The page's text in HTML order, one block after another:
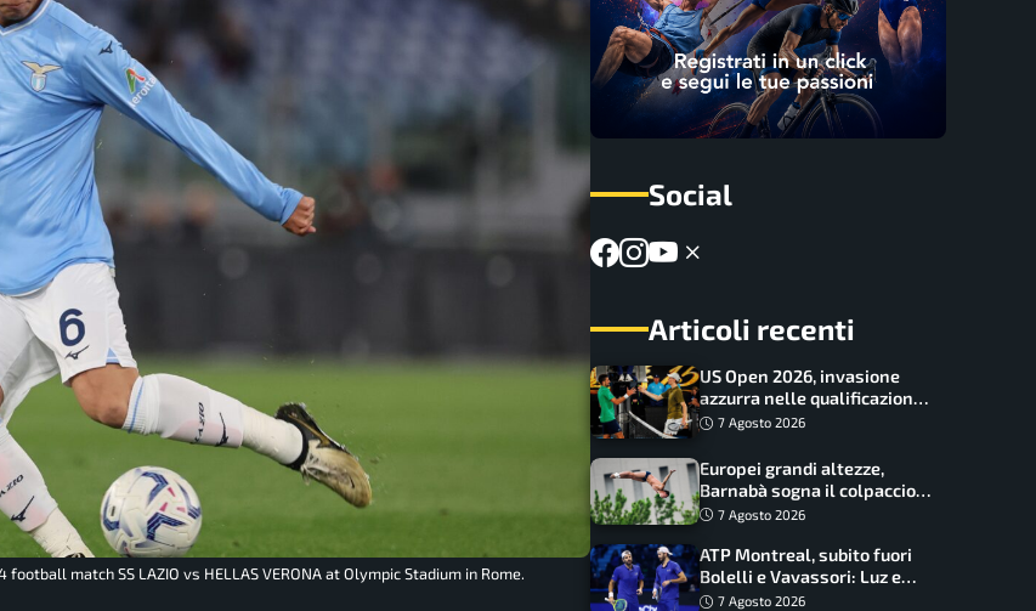
match SS LAZIO vs HELLAS VERONA at Olympic Stadium in Rome.
Social
Articoli recenti
US Open 2026, invasione
azzurra nelle qualificazioni:
17 italiani a caccia del main
7 Agosto 2026
Europei grandi altezze,
Barnabà sogna il colpaccio:
è leader a metà gara, Baraldi
7 Agosto 2026
ATP Montreal, subito fuori
Bolelli e Vavassori: Luz e
Matos fermano gli azzurri
7 Agosto 2026